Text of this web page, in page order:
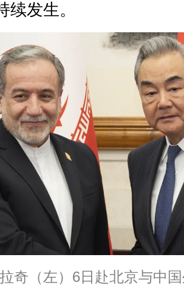
续发生。
奇（左）6日赴北京与中